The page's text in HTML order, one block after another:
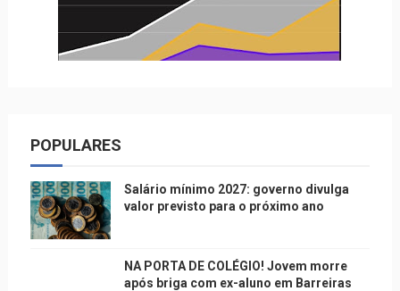
POPULARES
Salário mínimo 2027: governo divulga
valor previsto para o próximo ano
NA PORTA DE COLÉGIO! Jovem morre
após briga com ex-aluno em Barreiras